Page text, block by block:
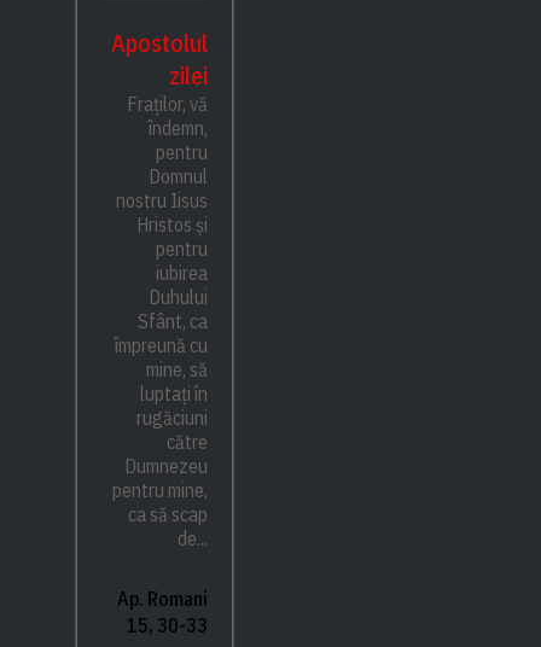
Apostolul
zilei
Fraților, vă
îndemn,
pentru
Domnul
nostru Iisus
Hristos și
pentru
iubirea
Duhului
Sfânt, ca
împreună cu
mine, să
luptați în
rugăciuni
către
Dumnezeu
pentru mine,
ca să scap
de...
Ap. Romani
15, 30-33